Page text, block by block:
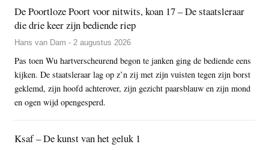
De Poortloze Poort voor nitwits, koan 17 – De staatsleraar
die drie keer zijn bediende riep
Hans van Dam - 2 augustus 2026
Pas toen Wu hartverscheurend begon te janken ging de bediende eens
kijken. De staatsleraar lag op z’n zij met zijn vuisten tegen zijn borst
geklemd, zijn hoofd achterover, zijn gezicht paarsblauw en zijn mond
en ogen wijd opengesperd.
Ksaf – De kunst van het geluk 1